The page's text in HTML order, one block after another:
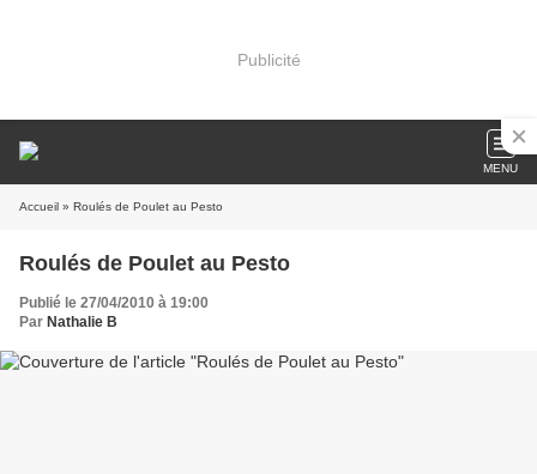
Publicité
MENU
Accueil » Roulés de Poulet au Pesto
Roulés de Poulet au Pesto
Publié le 27/04/2010 à 19:00
Par Nathalie B